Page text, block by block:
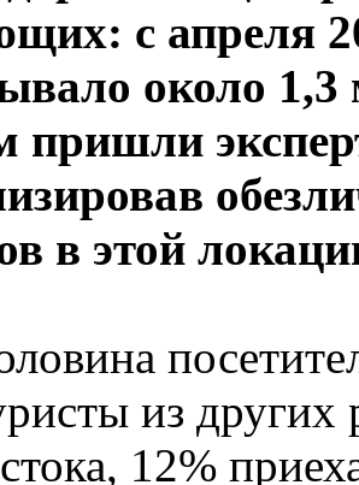
с апреля
около
пришли
в этой
из других
12%